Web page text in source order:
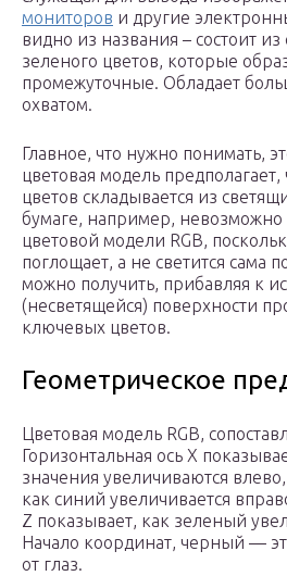
мониторов и другие
видно из названия – состоит из
зеленого цветов, которые
промежуточные. Обладает
охватом.
Главное, что нужно понимать,
цветовая модель предполагает,
цветов складывается из
бумаге, например, невозможно
цветовой модели RGB,
поглощает, а не светится сама
можно получить, прибавляя к
(несветящейся) поверхности
ключевых цветов.
Геометрическое
Цветовая модель RGB,
Горизонтальная ось X
значения увеличиваются
как синий увеличивается
Z показывает, как зеленый
Начало координат, черный —
от глаз.